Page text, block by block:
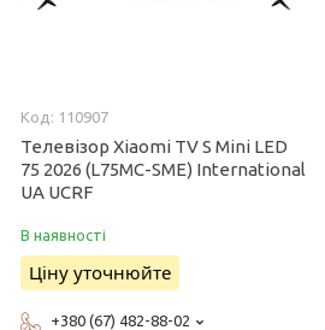
110907
Телевізор Xiaomi TV S Mini LED
75 2026 (L75MC-SME) International
UA UCRF
В наявності
Ціну уточнюйте
+380 (67) 482-88-02